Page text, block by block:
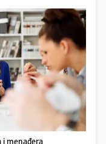
i menađera